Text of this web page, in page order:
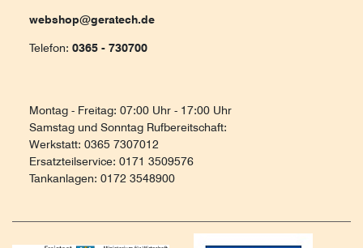
webshop@geratech.de
Telefon: 0365 - 730700
Montag - Freitag: 07:00 Uhr - 17:00 Uhr
Samstag und Sonntag Rufbereitschaft:
Werkstatt: 0365 7307012
Ersatzteilservice: 0171 3509576
Tankanlagen: 0172 3548900